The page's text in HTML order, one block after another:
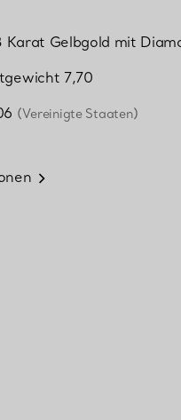
Karat Gelbgold mit
7,70
(Vereinigte Staaten)